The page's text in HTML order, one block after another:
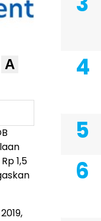
A
Rp 1,5